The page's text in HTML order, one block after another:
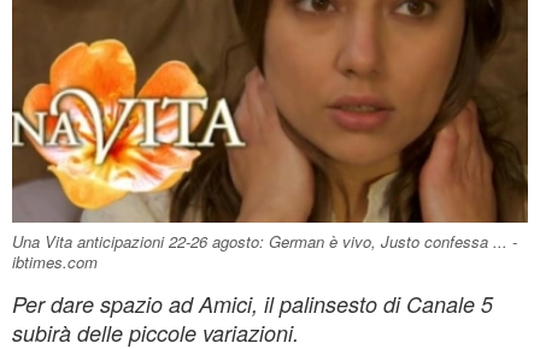
Una Vita anticipazioni 22-26 agosto: German è vivo, Justo confessa ... -
ibtimes.com
Per dare spazio ad Amici, il palinsesto di Canale 5
subirà delle piccole variazioni.